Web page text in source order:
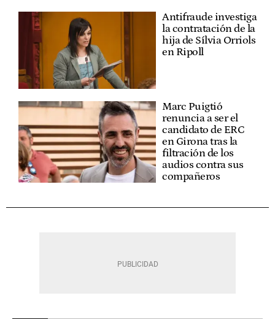
Antifraude investiga
la contratación de la
hija de Sílvia Orriols
en Ripoll
Marc Puigtió
renuncia a ser el
candidato de ERC
en Girona tras la
filtración de los
audios contra sus
compañeros